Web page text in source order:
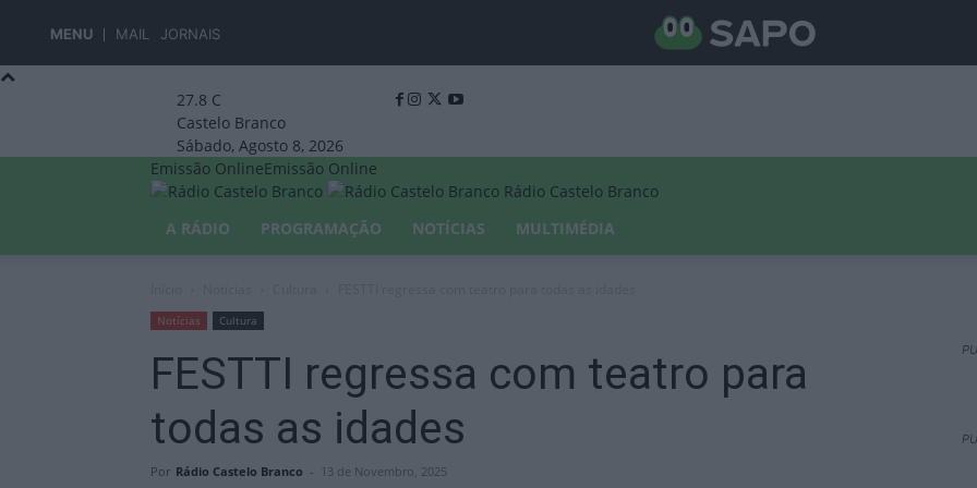
MENU MAIL JORNAIS
27.8 C
Castelo Branco
Sábado, Agosto 8, 2026
Emissão OnlineEmissão Online
Rádio Castelo Branco
A RÁDIO
PROGRAMAÇÃO NOTÍCIAS MULTIMÉDIA
Notícias Cultura
FESTTI regressa com teatro para
todas as idades
Por Rádio Castelo Branco - 13 de Novembro, 2025